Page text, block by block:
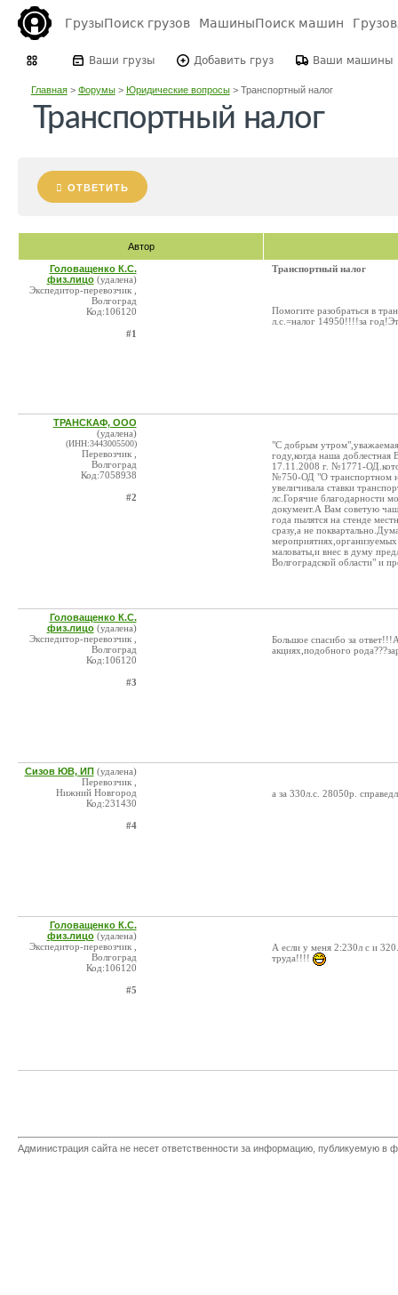
ГрузыПоиск грузов МашиныПоиск машин
Ваши грузы Добавить груз Ваши машины
Главная> Форумы> Юридические вопросы> Транспортный налог
Транспортный налог
ОТВЕТИТЬ
Автор
Головащенко К.С.
физ.лицо (удалена)
Экспедитор-перевозчик ,
Волгоград
Код:106120
#1
Транспортный налог
Помогите разобраться в
л.с.=налог 14950!!!!за
ТРАНСКАФ, ООО
(удалена)
(ИНН:3443005500)
Перевозчик ,
Волгоград
Код:7058938
#2
"С добрым
году,когда наша доблестная
17.11.2008 г. №1771-
№750-ОД "О транспортном
увеличивала ставки
лс.Горячие благодарности
документ.А Вам советую
года пылятся на стенде
сразу,а не
маловаты,и внес в думу
Волгоградской области" и
Головащенко К.С.
физ.лицо (удалена)
Экспедитор-перевозчик ,
Волгоград
Код:106120
#3
Большое спасибо за
акциях,подобного
Сизов ЮВ, ИП (удалена)
Перевозчик ,
Нижний Новгород
Код:231430
#4
а за 330л.с. 28050р.
Головащенко К.С.
физ.лицо (удалена)
Экспедитор-перевозчик ,
Волгоград
Код:106120
#5
А если у меня 2:230л с и
труда!!!!
Администрация сайта не несет ответственности за информацию, публикуемую